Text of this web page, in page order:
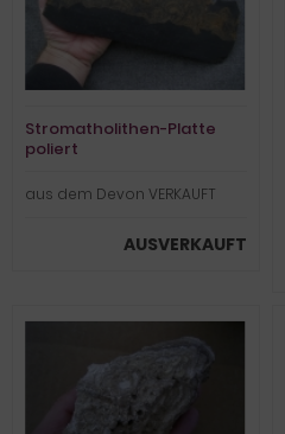
Stromatholithen-Platte
poliert
aus dem Devon VERKAUFT
AUSVERKAUFT